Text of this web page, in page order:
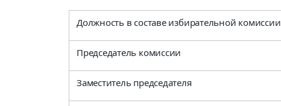
Должность в составе избирательной комиссии
Председатель комиссии
Заместитель председателя